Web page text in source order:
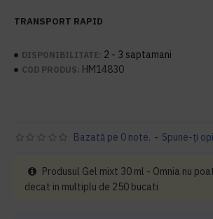
TRANSPORT RAPID
DISPONIBILITATE: 2 - 3 saptamani
COD PRODUS: HM14830
Bazată pe 0 note. - Spune-ţi
Produsul Gel mixt 30 ml - Omnia nu
decat in multiplu de 250 bucati